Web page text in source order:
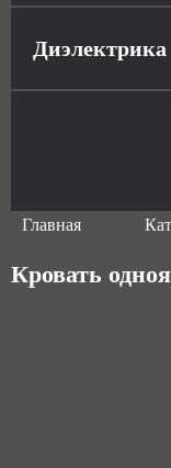
Диэлектрика
Главная
Кровать